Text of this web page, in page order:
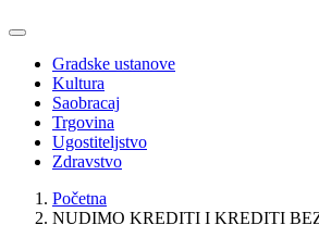
Toggle
navigationGradske ustanove
Kultura
Saobracaj
Trgovina
Ugostiteljstvo
Zdravstvo
Početna
NUDIMO KREDITI I KREDITI